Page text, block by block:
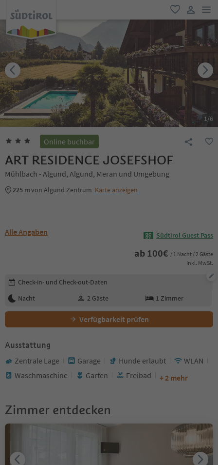
favorit
user link
1/6
Online buchbar
ART RESIDENCE JOSEFSHOF
Mühlbach - Algund, Algund, Meran und Umgebung
225 mvon Algund Zentrum Karte anzeigen
Alle Angaben Südtirol Guest Pass
ab 100€ / 1 Nacht / 2 Gäste
Inkl. MwSt.
Buchungsdetails bearbeiten
Check-in- und Check-out-Daten
Nacht
2 Gäste 1 Zimmer
Verfügbarkeit prüfen
Ausstattung
Zentrale Lage Garage Hunde erlaubt
WLAN
Waschmaschine
Garten Freibad + 2 mehr
Zimmer entdecken